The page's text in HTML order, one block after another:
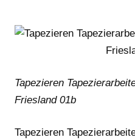
Tapezieren
Friesland 01b
Tapezieren